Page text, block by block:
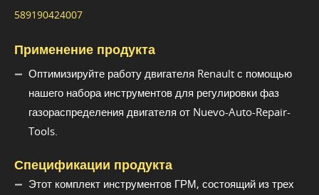
589190424007
Применение продукта
Оптимизируйте работу двигателя Renault с помощью
нашего набора инструментов для регулировки фаз
газораспределения двигателя от Nuevo-Auto-Repair-
Tools.
Спецификации продукта
Этот комплект инструментов ГРМ, состоящий из трех